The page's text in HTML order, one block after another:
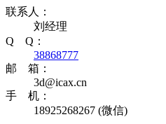
联系人：
刘经理
Q Q：
38868777
邮 箱：
3d@icax.cn
手 机：
18925268267 (微信)